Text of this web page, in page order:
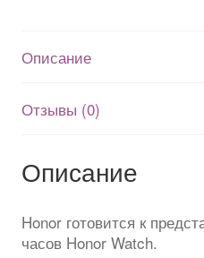
Описание
Отзывы (0)
Описание
Honor готовится к
часов Honor Watch.